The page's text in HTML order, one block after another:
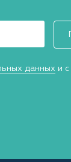
данных и с